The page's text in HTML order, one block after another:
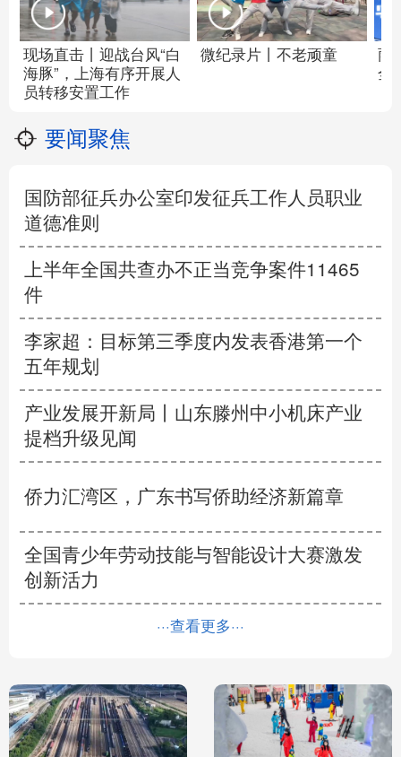
现场直击丨迎战台风“白
海豚”，上海有序开展人
员转移安置工作
微纪录片丨不老顽童
雨
全
要闻聚焦
国防部征兵办公室印发征兵工作人员职业
道德准则
上半年全国共查办不正当竞争案件11465
件
李家超：目标第三季度内发表香港第一个
五年规划
产业发展开新局丨 山东滕州中小机床产业
提档升级见闻
侨力汇湾区，广东书写侨助经济新篇章
全国青少年劳动技能与智能设计大赛激发
创新活力
···查看更多···